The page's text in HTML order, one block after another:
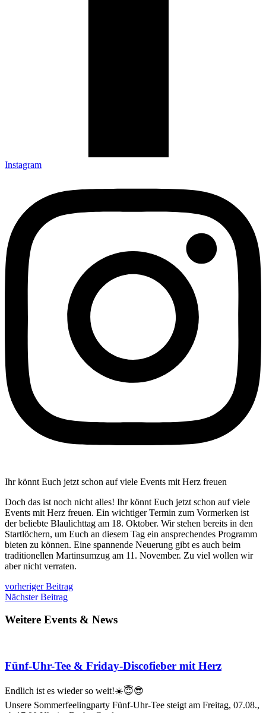
Instagram
Ihr könnt Euch jetzt schon auf viele Events mit Herz freuen
Doch das ist noch nicht alles! Ihr könnt Euch jetzt schon auf viele
Events mit Herz freuen. Ein wichtiger Termin zum Vormerken ist
der beliebte Blaulichttag am 18. Oktober. Wir stehen bereits in den
Startlöchern, um Euch an diesem Tag ein ansprechendes Programm
bieten zu können. Eine spannende Neuerung gibt es auch beim
traditionellen Martinsumzug am 11. November. Zu viel wollen wir
aber nicht verraten.
vorheriger Beitrag
Nächster Beitrag
Weitere Events & News
Fünf-Uhr-Tee & Friday-Discofieber mit Herz
Endlich ist es wieder so weit!☀️😇😎
Unsere Sommerfeelingparty Fünf-Uhr-Tee steigt am Freitag, 07.08.,